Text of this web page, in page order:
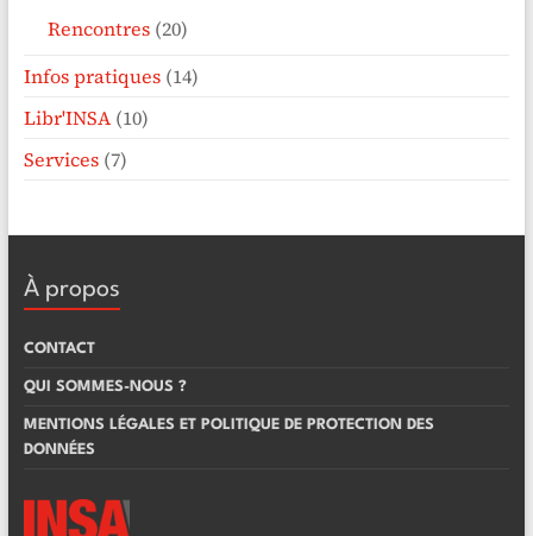
Rencontres(20)
Infos pratiques(14)
Libr'INSA(10)
Services(7)
À propos
CONTACT
QUI SOMMES-NOUS ?
MENTIONS LÉGALES ET POLITIQUE DE PROTECTION DES
DONNÉES